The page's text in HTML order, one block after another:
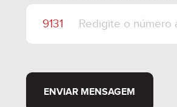
ENVIAR MENSAGEM